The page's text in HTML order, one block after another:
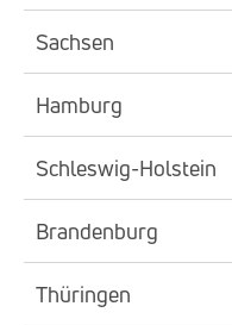
Sachsen
Hamburg
Schleswig-Holstein
Brandenburg
Thüringen